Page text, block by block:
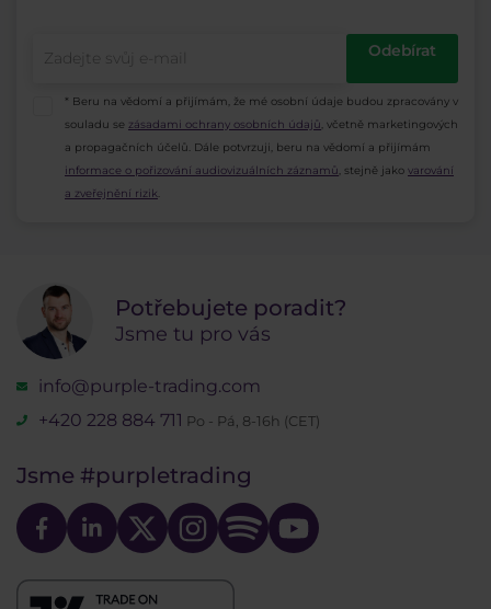
Odebírat
* Beru na vědomí a přijímám, že mé osobní údaje budou zpracovány v
souladu se zásadami ochrany osobních údajů, včetně marketingových
a propagačních účelů. Dále potvrzuji, beru na vědomí a přijímám
informace o pořizování audiovizuálních záznamů, stejně jako varování
a zveřejnění rizik.
Potřebujete poradit?
Jsme tu pro vás
info@purple-trading.com
+420 228 884 711 Po - Pá, 8-16h (CET)
Jsme #purpletrading